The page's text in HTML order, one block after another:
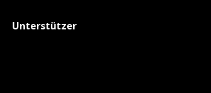
Unterstützer